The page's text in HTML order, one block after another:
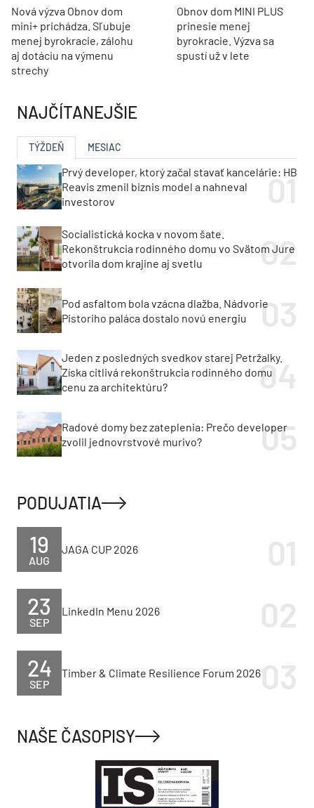
Nová výzva Obnov dom
mini+ prichádza. Sľubuje
menej byrokracie, zálohu
aj dotáciu na výmenu
strechy
Obnov dom MINI PLUS
prinesie menej
byrokracie. Výzva sa
spustí už v lete
NAJČÍTANEJŠIE
TÝŽDEŇ MESIAC
Prvý developer, ktorý začal stavať kancelárie: HB
Reavis zmenil biznis model a nahneval
investorov
Socialistická kocka v novom šate.
Rekonštrukcia rodinného domu vo Svätom Jure
otvorila dom krajine aj svetlu
Pod asfaltom bola vzácna dlažba. Nádvorie
Pistoriho paláca dostalo novú energiu
Jeden z posledných svedkov starej Petržalky.
Získa citlivá rekonštrukcia rodinného domu
cenu za architektúru?
Radové domy bez zateplenia: Prečo developer
zvolil jednovrstvové murivo?
PODUJATIA
AUG
19 JAGA CUP 2026
SEP
23 LinkedIn Menu 2026
SEP
24 Timber & Climate Resilience Forum 2026
NAŠE ČASOPISY